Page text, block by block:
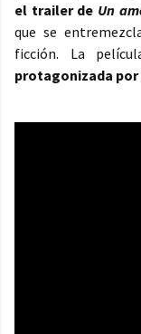
el trailer de Un
que se
ficción. La
protagonizada por